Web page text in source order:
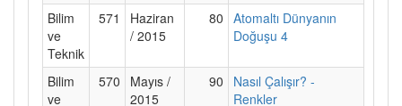
Bilim
ve
Teknik
571
Haziran
/ 2015
80 Atomaltı Dünyanın
Doğuşu 4
Bilim
ve
570
Mayıs /
2015
90
Nasıl Çalışır? -
Renkler